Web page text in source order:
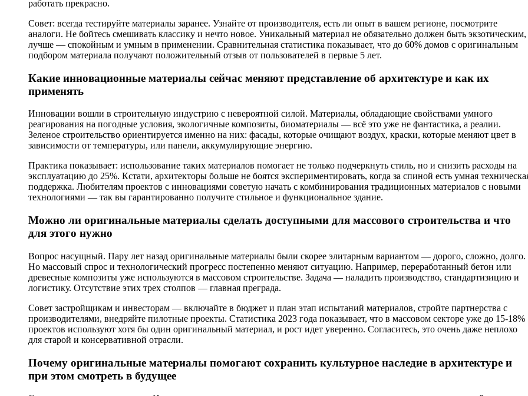
работать прекрасно.
Совет: всегда тестируйте материалы заранее. Узнайте от производителя, есть ли опыт в вашем регионе, посмотрите
аналоги. Не бойтесь смешивать классику и нечто новое. Уникальный материал не обязательно должен быть экзотическим,
лучше — спокойным и умным в применении. Сравнительная статистика показывает, что до 60% домов с оригинальным
подбором материала получают положительный отзыв от пользователей в первые 5 лет.
Какие инновационные материалы сейчас меняют представление об архитектуре и как их
применять
Инновации вошли в строительную индустрию с невероятной силой. Материалы, обладающие свойствами умного
реагирования на погодные условия, экологичные композиты, биоматериалы — всё это уже не фантастика, а реалии.
Зеленое строительство ориентируется именно на них: фасады, которые очищают воздух, краски, которые меняют цвет в
зависимости от температуры, или панели, аккумулирующие энергию.
Практика показывает: использование таких материалов помогает не только подчеркнуть стиль, но и снизить расходы на
эксплуатацию до 25%. Кстати, архитекторы больше не боятся экспериментировать, когда за спиной есть умная
поддержка. Любителям проектов с инновациями советую начать с комбинирования традиционных материалов с новыми
технологиями — так вы гарантированно получите стильное и функциональное здание.
Можно ли оригинальные материалы сделать доступными для массового строительства и что
для этого нужно
Вопрос насущный. Пару лет назад оригинальные материалы были скорее элитарным вариантом — дорого, сложно, долго.
Но массовый спрос и технологический прогресс постепенно меняют ситуацию. Например, переработанный бетон или
древесные композиты уже используются в массовом строительстве. Задача — наладить производство, стандартизицию и
логистику. Отсутствие этих трех столпов — главная преграда.
Совет застройщикам и инвесторам — включайте в бюджет и план этап испытаний материалов, стройте партнерства с
производителями, внедряйте пилотные проекты. Статистика 2023 года показывает, что в массовом секторе уже до 15-18%
проектов используют хотя бы один оригинальный материал, и рост идет уверенно. Согласитесь, это очень даже неплохо
для старой и консервативной отрасли.
Почему оригинальные материалы помогают сохранить культурное наследие в архитектуре и
при этом смотреть в будущее